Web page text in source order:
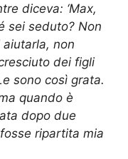
diceva: ‘Max,
sei seduto? Non
aiutarla, non
dei figli
sono così grata.
quando è
dopo due
ripartita mia